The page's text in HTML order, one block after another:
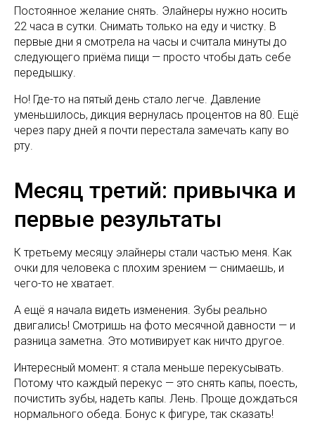
Постоянное желание снять. Элайнеры нужно носить
22 часа в сутки. Снимать только на еду и чистку. В
первые дни я смотрела на часы и считала минуты до
следующего приёма пищи — просто чтобы дать себе
передышку.
Но! Где-то на пятый день стало легче. Давление
уменьшилось, дикция вернулась процентов на 80. Ещё
через пару дней я почти перестала замечать капу во
рту.
Месяц третий: привычка и
первые результаты
К третьему месяцу элайнеры стали частью меня. Как
очки для человека с плохим зрением — снимаешь, и
чего-то не хватает.
А ещё я начала видеть изменения. Зубы реально
двигались! Смотришь на фото месячной давности — и
разница заметна. Это мотивирует как ничто другое.
Интересный момент: я стала меньше перекусывать.
Потому что каждый перекус — это снять капы, поесть,
почистить зубы, надеть капы. Лень. Проще дождаться
нормального обеда. Бонус к фигуре, так сказать!